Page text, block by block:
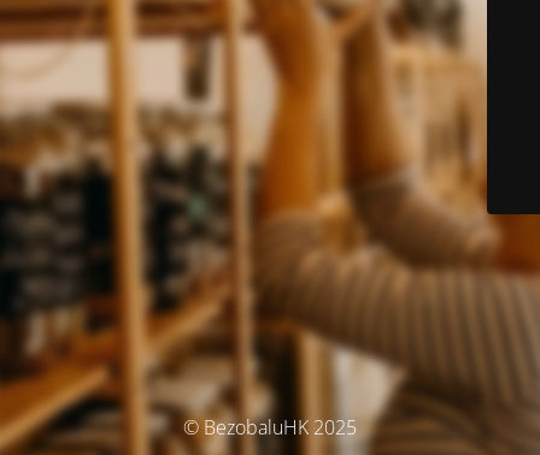
© BezobaluHK 2025